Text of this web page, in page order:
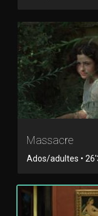
Massacre
Ados/adultes •